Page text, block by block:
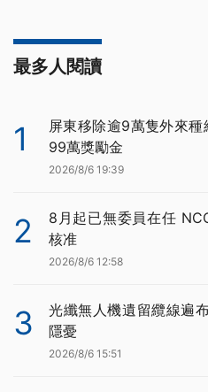
最多人閱讀
1
屏東移除逾9萬隻外來
99萬獎勵金
2026/8/6 19:39
2
8月起已無委員在任
核准
2026/8/6 12:58
3
光纖無人機遺留纜線遍
隱憂
2026/8/6 15:51